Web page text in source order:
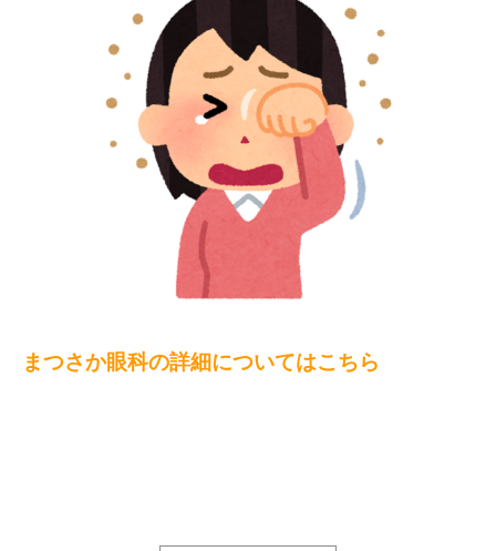
まつさか眼科の詳細についてはこちら